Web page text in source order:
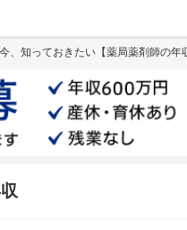
、知っておきたい【薬局薬剤師の年